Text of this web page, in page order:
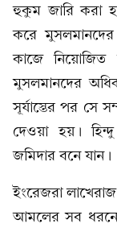
হুকুম জারি করা
করে মুসলমানদের
কাজে নিয়োজিত
মুসলমানদের
সূর্যাস্তের পর সে
দেওয়া হয়।
জমিদার বনে যান।
ইংরেজরা
আমলের সব